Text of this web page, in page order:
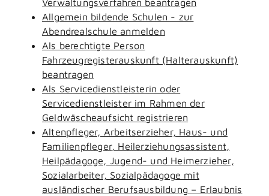
Allgemein bildende Schulen - zur
Abendrealschule anmelden
Als berechtigte Person
Fahrzeugregisterauskunft (Halterauskunft)
beantragen
Als Servicedienstleisterin oder
Servicedienstleister im Rahmen der
Geldwäscheaufsicht registrieren
Altenpfleger, Arbeitserzieher, Haus- und
Familienpfleger, Heilerziehungsassistent,
Heilpädagoge, Jugend- und Heimerzieher,
Sozialarbeiter, Sozialpädagoge mit
ausländischer Berufsausbildung – Erlaubnis